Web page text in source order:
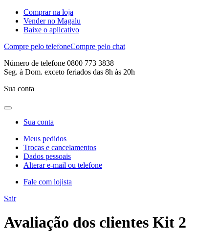
Comprar na loja
Vender no Magalu
Baixe o aplicativo
Compre pelo telefoneCompre pelo chat
Número de telefone 0800 773 3838
Seg. à Dom. exceto feriados das 8h às 20h
Sua conta
Sua conta
Meus pedidos
Trocas e cancelamentos
Dados pessoais
Alterar e-mail ou telefone
Fale com lojista
Sair
Avaliação dos clientes Kit 2